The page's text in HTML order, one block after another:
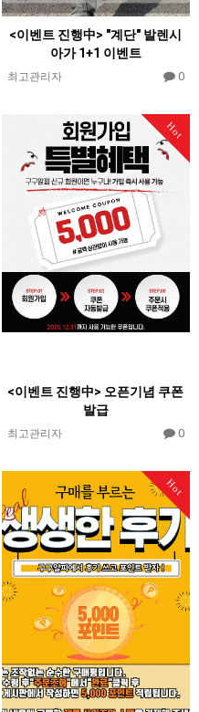
<이벤트 진행中> "계단" 발렌시
아가 1+1 이벤트
최고관리자 0
Hot
<이벤트 진행中> 오픈기념 쿠폰
발급
최고관리자 0
Hot